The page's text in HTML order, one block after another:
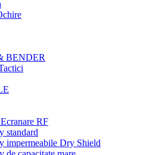
BENDER
RF
standard
impermeabile Dry Shield